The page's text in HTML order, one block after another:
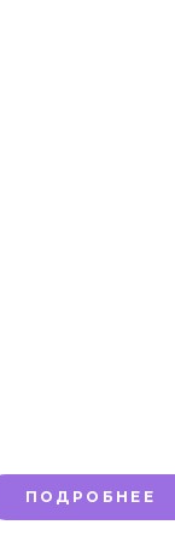
ПОДРОБНЕЕ